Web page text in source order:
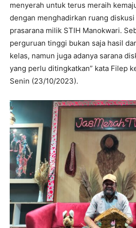
menyerah untuk terus meraih
dengan menghadirkan ruang
prasarana milik STIH Manokwari.
perguruan tinggi bukan saja hasil
kelas, namun juga adanya sarana
yang perlu ditingkatkan” kata Filep
Senin (23/10/2023).